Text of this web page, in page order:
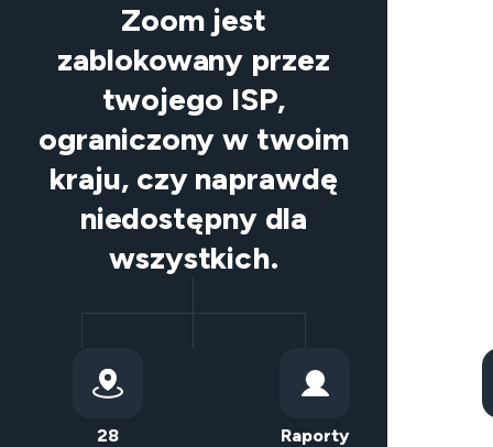
Zoom jest
zablokowany przez
twojego ISP,
ograniczony w twoim
kraju, czy naprawdę
niedostępny dla
wszystkich.
28
Raporty